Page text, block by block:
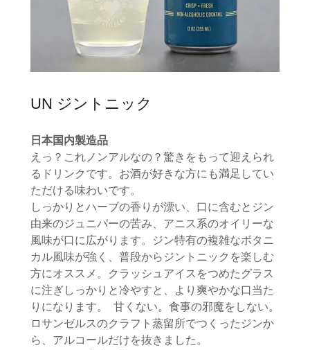
UN ジントニック
日本国内製造品
えっ？これノンアルなの？驚きをもって迎えられ
るドリンクです。お酒が好きな方にも満足してい
ただける味わいです。
しっかりとハーブの香りが漂い、口に含むとジン
由来のジュニパーの苦み、アニス系のオイリーな
風味が口に広がります。ジン特有の複雑なボタニ
カル風味が強く、普段からジントニックを楽しむ
方にオススメ。クラッシュアイスをつめたグラス
に注ぎしっかりと冷やすと、より爽やかな口当た
りになります。 甘くない。食事の邪魔をしない。
ロサンゼルスのクラフト蒸留所でつくったジンか
ら、アルコールだけを抜きました。